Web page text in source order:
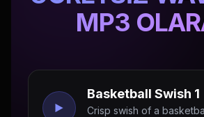
MP3
Basketball Swish 1
Crisp swish of a